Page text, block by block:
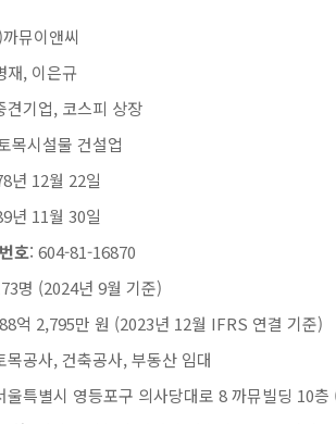
뮤이앤씨
재, 이은규
견기업, 코스피 상장
목시설물 건설업
년 12월 22일
년 11월 30일
호: 604-81-16870
명 (2024년 9월 기준)
억 2,795만 원 (2023년 12월 IFRS 연결 기준)
목공사, 건축공사, 부동산 임대
울특별시 영등포구 의사당대로 8 까뮤빌딩 10층